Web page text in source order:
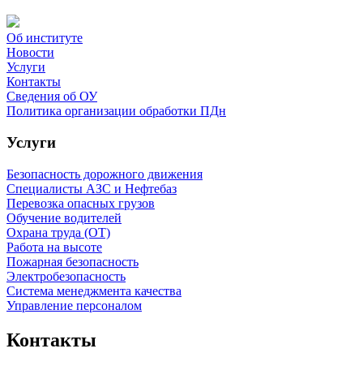
Об институте
Новости
Услуги
Контакты
Сведения об ОУ
Политика организации обработки ПДн
Услуги
Безопасность дорожного движения
Специалисты АЗС и Нефтебаз
Перевозка опасных грузов
Обучение водителей
Охрана труда (ОТ)
Работа на высоте
Пожарная безопасность
Электробезопасность
Система менеджмента качества
Управление персоналом
Контакты